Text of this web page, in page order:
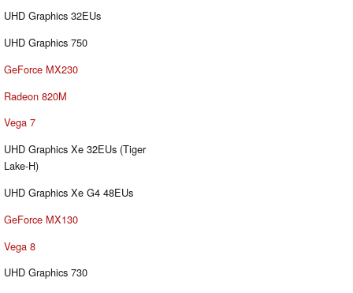
UHD Graphics 32EUs
UHD Graphics 750
GeForce MX230
Radeon 820M
Vega 7
UHD Graphics Xe 32EUs (Tiger
Lake-H)
UHD Graphics Xe G4 48EUs
GeForce MX130
Vega 8
UHD Graphics 730